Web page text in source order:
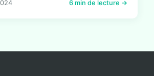
6 min de lecture →